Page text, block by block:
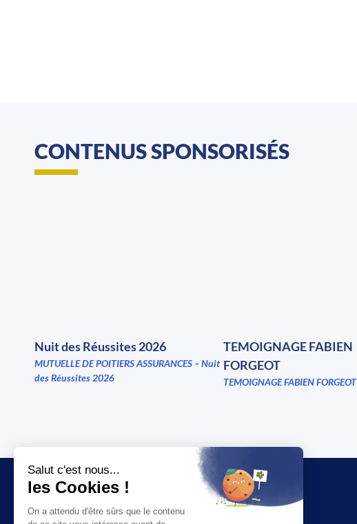
CONTENUS SPONSORISÉS
Nuit des Réussites 2026
MUTUELLE DE POITIERS ASSURANCES – Nuit
des Réussites 2026
TEMOIGNAGE FABIEN
FORGEOT
TEMOIGNAGE FABIEN FORGEOT
JT